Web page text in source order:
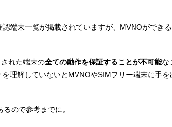
端末一覧が掲載されていますが、MVNOができる
れた端末の全ての動作を保証することが不可能な
理解していないとMVNOやSIMフリー端末に手を
ので参考までに。